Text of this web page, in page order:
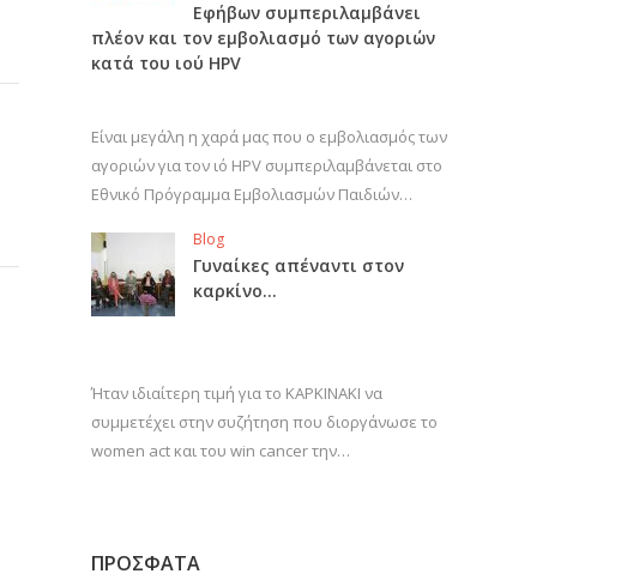
Εφήβων συμπεριλαμβάνει
πλέον και τον εμβολιασμό των αγοριών
κατά του ιού HPV
Είναι μεγάλη η χαρά μας που ο εμβολιασμός των
αγοριών για τον ιό HPV συμπεριλαμβάνεται στο
Εθνικό Πρόγραμμα Εμβολιασμών Παιδιών…
Blog
Γυναίκες απέναντι στον
καρκίνο…
Ήταν ιδιαίτερη τιμή για το ΚΑΡΚΙΝΑΚΙ να
συμμετέχει στην συζήτηση που διοργάνωσε το
women act και του win cancer την…
ΠΡΟΣΦΑΤΑ